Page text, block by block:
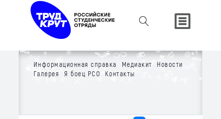
Информационная справка Медиакит
Новости
Галерея
Я боец РСО Контакты